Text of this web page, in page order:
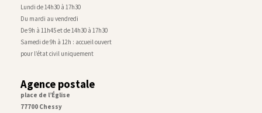
Lundi de 14h30 à 17h30
Du mardi au vendredi
De 9h à 11h45 et de 14h30 à 17h30
Samedi de 9h à 12h : accueil ouvert
pour l’état civil uniquement
Agence postale
place de l’Église
77700 Chessy